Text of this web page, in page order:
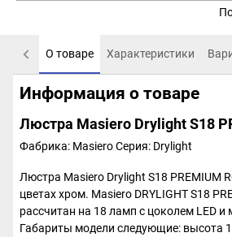
О товаре Характеристики
Информация о товаре
Люстра Masiero Drylight S18
Фабрика: MasieroСерия: Drylight
Люстра Masiero Drylight S18 PREMIUM
цветах хром. Masiero DRYLIGHT S18
рассчитан на 18 ламп с цоколем LED
Габариты модели следующие: высота